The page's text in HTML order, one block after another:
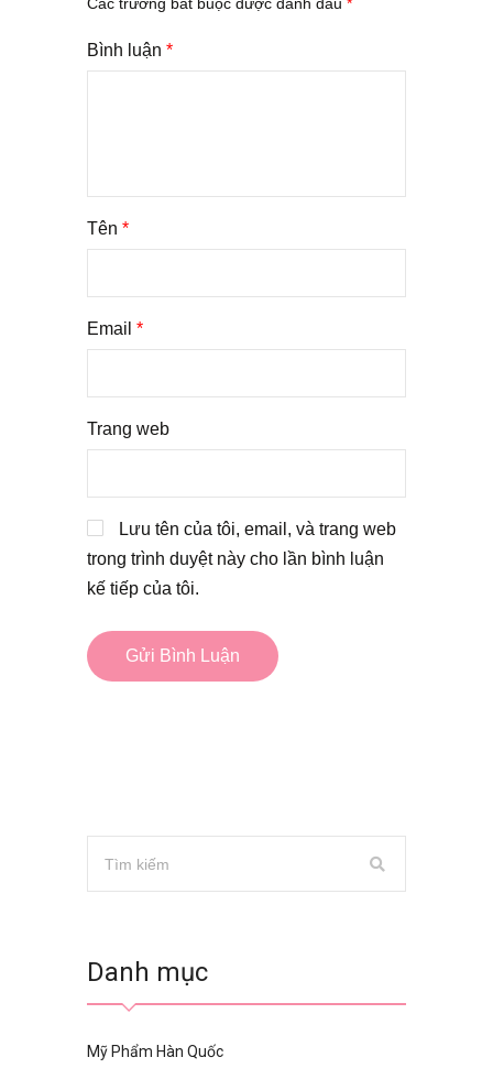
Các trường bắt buộc được đánh dấu *
Bình luận *
Tên *
Email *
Trang web
Lưu tên của tôi, email, và trang web
trong trình duyệt này cho lần bình luận
kế tiếp của tôi.
Danh mục
Mỹ Phẩm Hàn Quốc